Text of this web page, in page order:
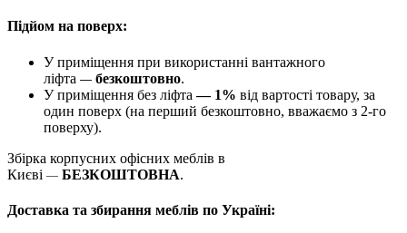
Підйом на поверх:
У приміщення при використанні вантажного
ліфта — безкоштовно.
У приміщення без ліфта— 1% від вартості товару, за
один поверх (на перший безкоштовно, вважаємо з 2-го
поверху).
Збірка корпусних офісних меблів в
Києві — БЕЗКОШТОВНА.
Доставка та збирання меблів по Україні: